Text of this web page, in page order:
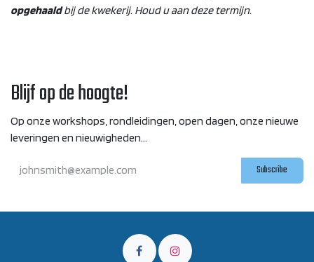
opgehaaldbij de kwekerij. Houd u aan deze termijn.
Blijf op de hoogte!
Op onze workshops, rondleidingen, open dagen, onze nieuwe
leveringen en nieuwigheden...
Subscribe